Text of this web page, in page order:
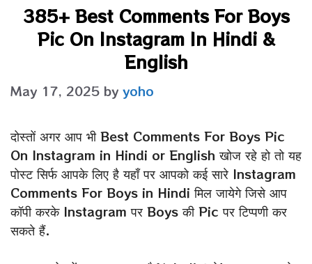
385+ Best Comments For Boys
Pic On Instagram In Hindi &
English
May 17, 2025 by yoho
दोस्तों अगर आप भी Best Comments For Boys Pic
On Instagram in Hindi or English खोज रहे हो तो यह
पोस्ट सिर्फ आपके लिए है यहाँ पर आपको कई सारे Instagram
Comments For Boys in Hindi मिल जायेगे जिसे आप
कॉपी करके Instagram पर Boys की Pic पर टिप्पणी कर
सकते हैं.